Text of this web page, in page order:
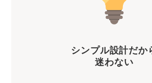
シンプル設計だか
迷わない